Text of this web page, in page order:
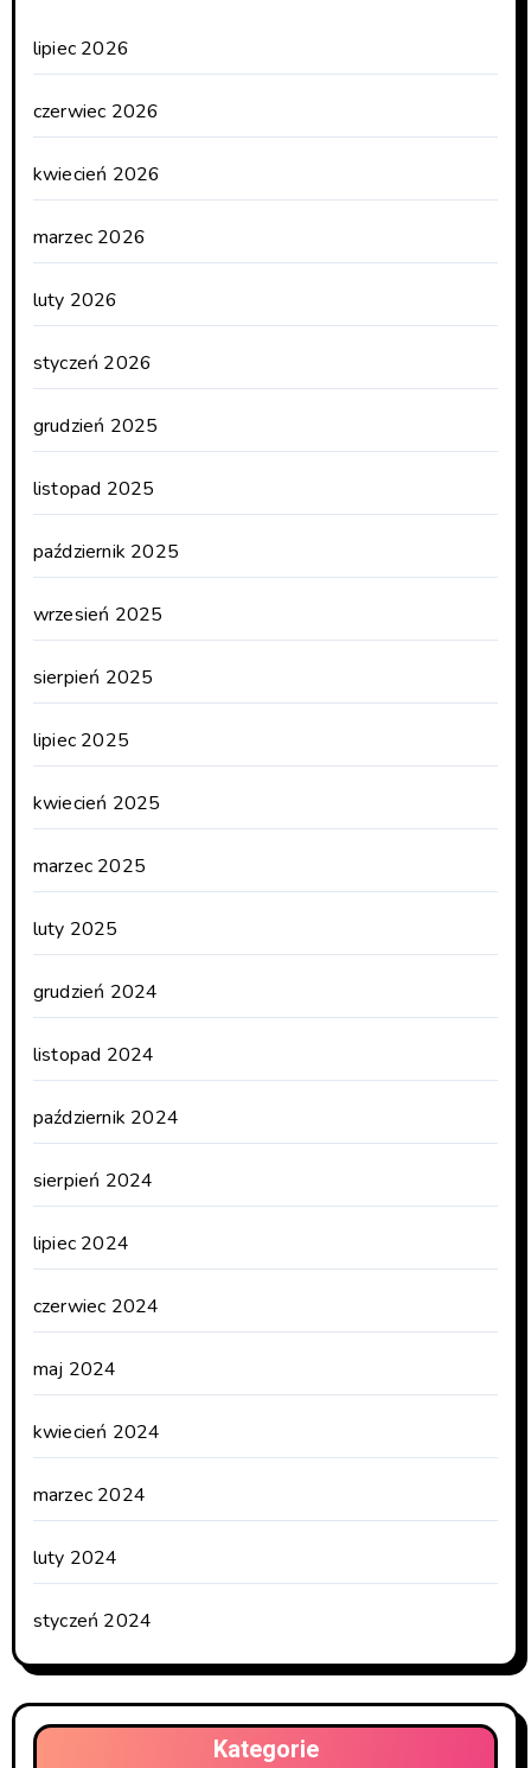
lipiec 2026
czerwiec 2026
kwiecień 2026
marzec 2026
luty 2026
styczeń 2026
grudzień 2025
listopad 2025
październik 2025
wrzesień 2025
sierpień 2025
lipiec 2025
kwiecień 2025
marzec 2025
luty 2025
grudzień 2024
listopad 2024
październik 2024
sierpień 2024
lipiec 2024
czerwiec 2024
maj 2024
kwiecień 2024
marzec 2024
luty 2024
styczeń 2024
Kategorie